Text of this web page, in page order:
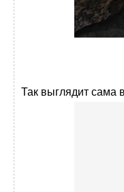
Так выглядит сама